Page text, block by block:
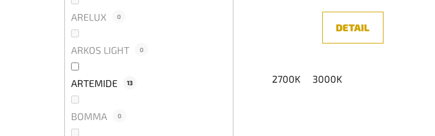
ARELUX 0
ARKOS LIGHT 0
ARTEMIDE 13
BOMMA 0
5
DETAIL
2700K 3000K